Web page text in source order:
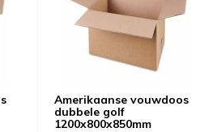
Amerikaanse vouwdoos
dubbele golf
1200x800x850mm